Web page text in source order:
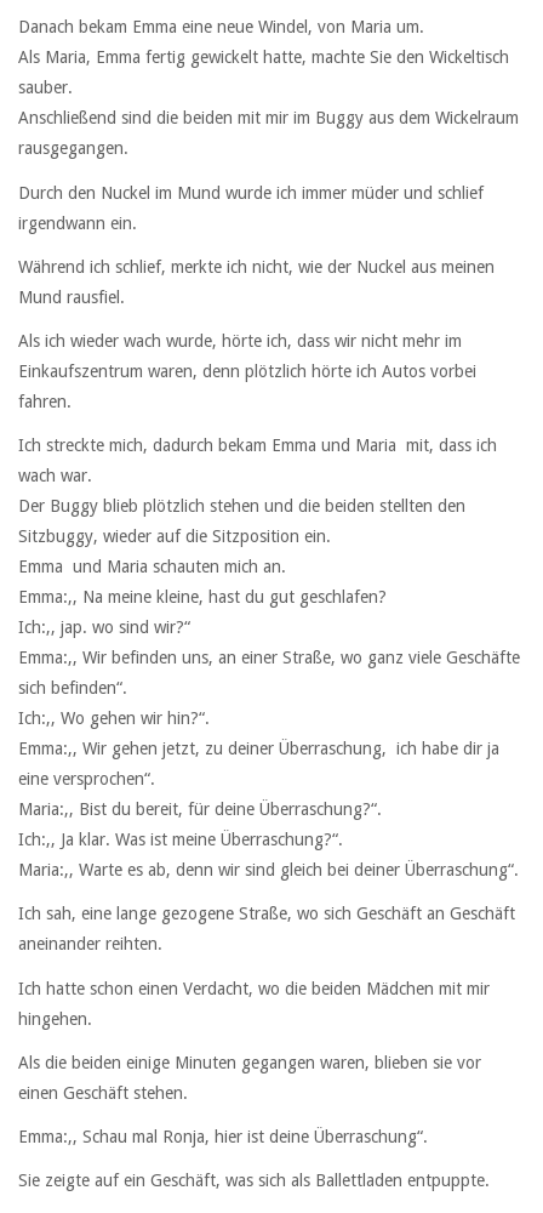
Danach bekam Emma eine neue Windel, von Maria um.
Als Maria, Emma fertig gewickelt hatte, machte Sie den Wickeltisch
sauber.
Anschließend sind die beiden mit mir im Buggy aus dem Wickelraum
rausgegangen.
Durch den Nuckel im Mund wurde ich immer müder und schlief
irgendwann ein.
Während ich schlief, merkte ich nicht, wie der Nuckel aus meinen
Mund rausfiel.
Als ich wieder wach wurde, hörte ich, dass wir nicht mehr im
Einkaufszentrum waren, denn plötzlich hörte ich Autos vorbei
fahren.
Ich streckte mich, dadurch bekam Emma und Maria mit, dass ich
wach war.
Der Buggy blieb plötzlich stehen und die beiden stellten den
Sitzbuggy, wieder auf die Sitzposition ein.
Emma und Maria schauten mich an.
Emma:,, Na meine kleine, hast du gut geschlafen?
Ich:,, jap. wo sind wir?“
Emma:,, Wir befinden uns, an einer Straße, wo ganz viele Geschäfte
sich befinden“.
Ich:,, Wo gehen wir hin?“.
Emma:,, Wir gehen jetzt, zu deiner Überraschung, ich habe dir ja
eine versprochen“.
Maria:,, Bist du bereit, für deine Überraschung?“.
Ich:,, Ja klar. Was ist meine Überraschung?“.
Maria:,, Warte es ab, denn wir sind gleich bei deiner Überraschung“.
Ich sah, eine lange gezogene Straße, wo sich Geschäft an Geschäft
aneinander reihten.
Ich hatte schon einen Verdacht, wo die beiden Mädchen mit mir
hingehen.
Als die beiden einige Minuten gegangen waren, blieben sie vor
einen Geschäft stehen.
Emma:,, Schau mal Ronja, hier ist deine Überraschung“.
Sie zeigte auf ein Geschäft, was sich als Ballettladen entpuppte.